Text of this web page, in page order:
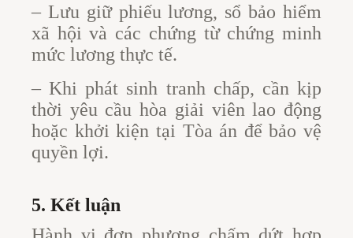
– Lưu giữ phiếu lương, sổ bảo hiểm
xã hội và các chứng từ chứng minh
mức lương thực tế.
– Khi phát sinh tranh chấp, cần kịp
thời yêu cầu hòa giải viên lao động
hoặc khởi kiện tại Tòa án để bảo vệ
quyền lợi.
5. Kết luận